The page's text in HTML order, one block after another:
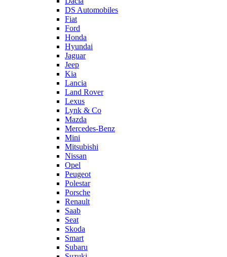
DS Automobiles
Fiat
Ford
Honda
Hyundai
Jaguar
Jeep
Kia
Lancia
Land Rover
Lexus
Lynk & Co
Mazda
Mercedes-Benz
Mini
Mitsubishi
Nissan
Opel
Peugeot
Polestar
Porsche
Renault
Saab
Seat
Skoda
Smart
Subaru